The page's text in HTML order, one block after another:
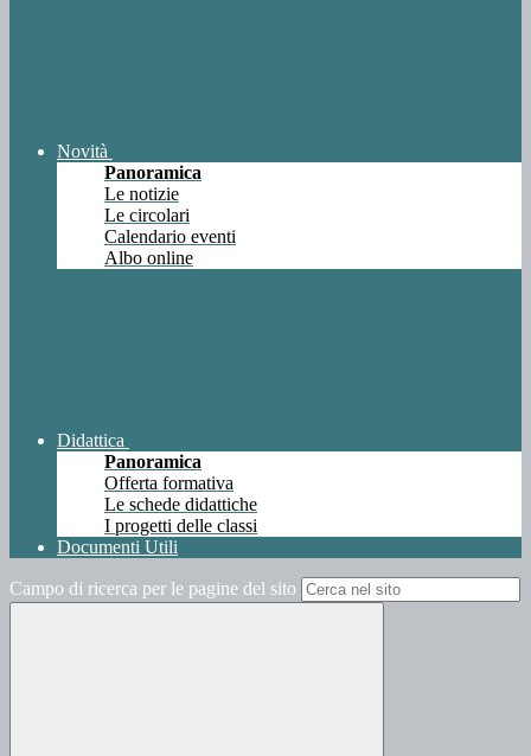
Novità
Panoramica
Le notizie
Le circolari
Calendario eventi
Albo online
Didattica
Panoramica
Offerta formativa
Le schede didattiche
I progetti delle classi
Documenti Utili
Campo di ricerca per le pagine del sito